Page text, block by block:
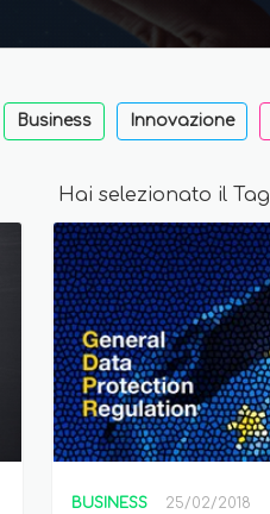
Business Innovazione
Hai selezionato il
BUSINESS 25/02/2018